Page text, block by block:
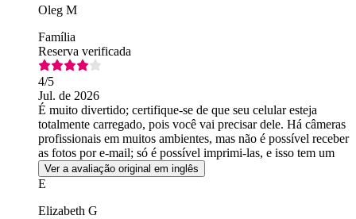
Oleg M
Família
Reserva verificada
4/5
Jul. de 2026
É muito divertido; certifique-se de que seu celular esteja
totalmente carregado, pois você vai precisar dele. Há câmeras
profissionais em muitos ambientes, mas não é possível receber
as fotos por e-mail; só é possível imprimi-las, e isso tem um
custo extra.
Ver a avaliação original em inglês
E
Elizabeth G